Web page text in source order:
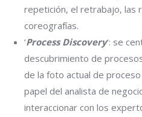
repetición, el retrabajo, las
coreografías.
‘Process Discovery‘: se
descubrimiento de
de la foto actual de
papel del analista de
interaccionar con los